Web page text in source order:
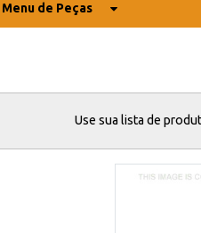
Menu de Peças
Use sua lista de